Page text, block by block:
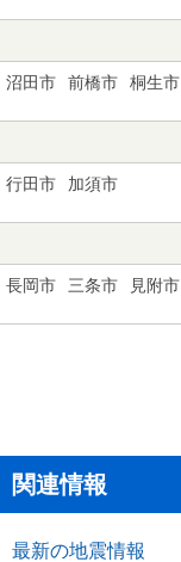
沼田市 前橋市 桐生市
行田市 加須市
長岡市 三条市 見附市
関連情報
最新の地震情報